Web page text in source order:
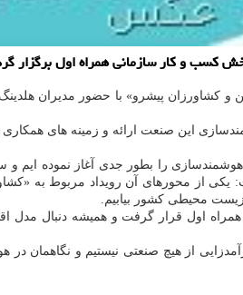
کسب و کار سازمانی همراه اول برگزار
و کشاورزان پیشرو» با حضور مدیران
این صنعت ارائه و زمینه های همکاری
را بطور جدی آغاز نموده ایم و
محورهای آن رویداد مربوط به
زیست محیطی کشور بیابیم.
اول قرار گرفت و همیشه دنبال مدل
از هیچ صنعتی نیستیم و نگاهمان